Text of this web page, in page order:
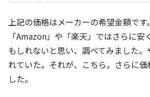
上記の価格はメーカーの希望金額です
「Amazon」や「楽天」ではさらに
もしれないと思い、調べてみました
れていた。それが、こちら。さらに
した。